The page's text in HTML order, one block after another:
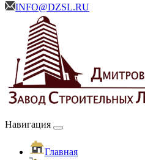
INFO@DZSL.RU
Навигация
Главная